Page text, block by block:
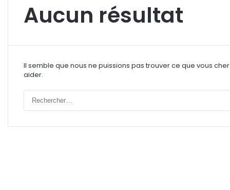
Aucun résultat
Il semble que nous ne puissions pas trouver ce que vous
aider.